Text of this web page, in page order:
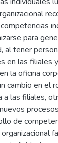
para
al tener
en las filiales
la oficina
cambio en el
las filiales,
de